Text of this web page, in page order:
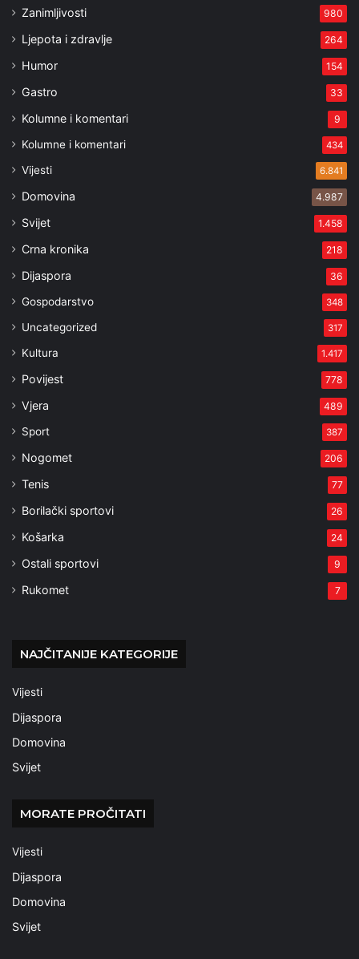
Zanimljivosti 980
Ljepota i zdravlje 264
Humor 154
Gastro 33
Kolumne i komentari 9
Kolumne i komentari 434
Vijesti 6.841
Domovina 4.987
Svijet 1.458
Crna kronika 218
Dijaspora 36
Gospodarstvo 348
Uncategorized 317
Kultura 1.417
Povijest 778
Vjera 489
Sport 387
Nogomet 206
Tenis 77
Borilački sportovi 26
Košarka 24
Ostali sportovi 9
Rukomet 7
NAJČITANIJE KATEGORIJE
Vijesti
Dijaspora
Domovina
Svijet
MORATE PROČITATI
Vijesti
Dijaspora
Domovina
Svijet